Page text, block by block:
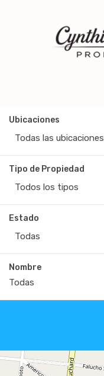
Ubicaciones
Todas las ubicaciones
Tipo de Propiedad
Todos los tipos
Estado
Todas
Nombre